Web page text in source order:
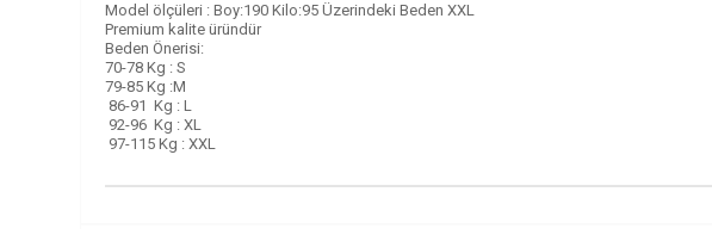
Model ölçüleri : Boy:190 Kilo:95 Üzerindeki Beden XXL
Premium kalite üründür
Beden Önerisi:
70-78 Kg : S
79-85 Kg :M
86-91 Kg : L
92-96 Kg : XL
97-115 Kg : XXL